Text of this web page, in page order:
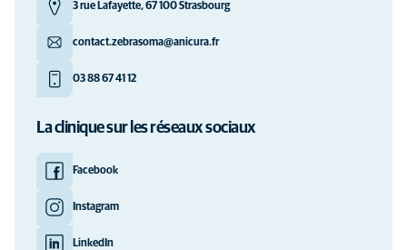
3 rue Lafayette, 67 100 Strasbourg
contact.zebrasoma@anicura.fr
03 88 67 41 12
La clinique sur les réseaux sociaux
Facebook
Instagram
LinkedIn